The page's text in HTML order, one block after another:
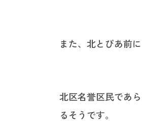
また、北とぴあ前
北区名誉区民であ
るそうです。